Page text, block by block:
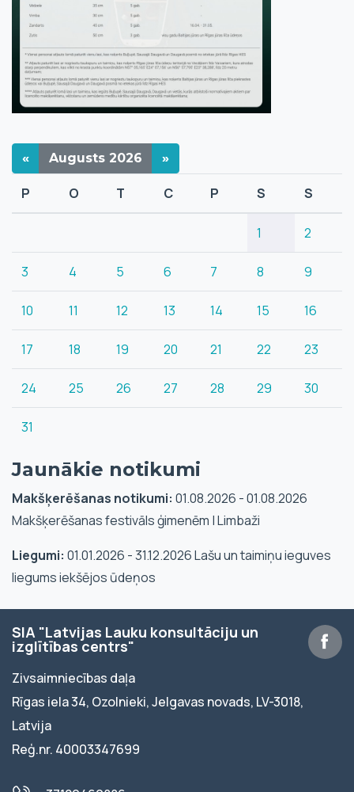
« Augusts 2026 »
P O T C P S S
1 2
3 4 5 6 7 8 9
10 11 12 13 14 15 16
17 18 19 20 21 22 23
24 25 26 27 28 29 30
31
Jaunākie notikumi
Makšķerēšanas notikumi: 01.08.2026 - 01.08.2026
Makšķerēšanas festivāls ģimenēm | Limbaži
Liegumi: 01.01.2026 - 31.12.2026 Lašu un taimiņu ieguves
liegums iekšējos ūdeņos
SIA "Latvijas Lauku konsultāciju un
izglītības centrs"
Zivsaimniecības daļa
Rīgas iela 34, Ozolnieki, Jelgavas novads, LV-3018,
Latvija
Reģ.nr. 40003347699